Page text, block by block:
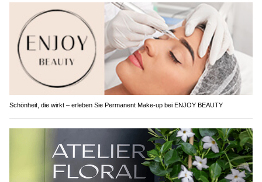
Schönheit, die wirkt – erleben Sie Permanent Make-up bei ENJOY BEAUTY